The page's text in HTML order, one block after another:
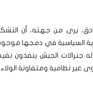
يرى من جهته، أن
السياسية في دمجها
جنرالات الجيش
نظامية ومتفاوتة